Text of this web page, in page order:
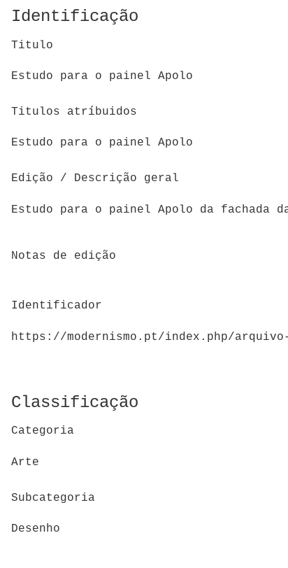
Identificação
Titulo
Estudo para o painel Apolo
Titulos atríbuidos
Estudo para o painel Apolo
Edição / Descrição geral
Estudo para o painel Apolo da fachada
Notas de edição
Identificador
https://modernismo.pt/index.php/
Classificação
Categoria
Arte
Subcategoria
Desenho